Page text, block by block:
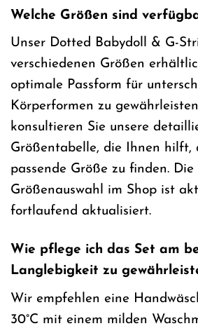
Welche Größen sind
Unser Dotted Babydoll & G-
verschiedenen Größen
optimale Passform für
Körperformen zu
konsultieren Sie unsere
Größentabelle, die Ihnen hilft,
passende Größe zu finden. Die
Größenauswahl im Shop ist
fortlaufend aktualisiert.
Wie pflege ich das Set am
Langlebigkeit zu
Wir empfehlen eine
30°C mit einem milden